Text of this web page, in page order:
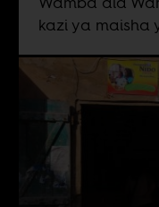
kazi ya maisha